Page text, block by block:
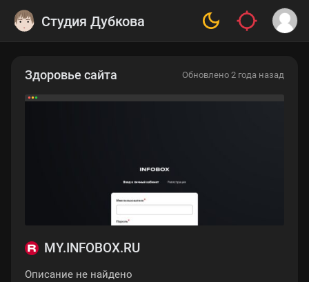
Студия Дубкова
Здоровье сайта Обновлено 2 года назад
MY.INFOBOX.RU
Описание не найдено